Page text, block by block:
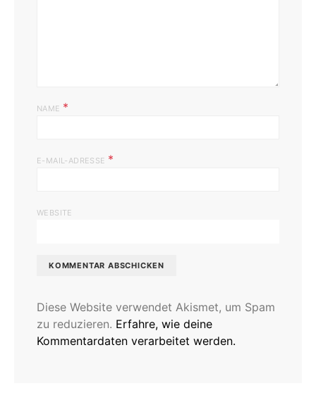
NAME *
E-MAIL-ADRESSE *
WEBSITE
Diese Website verwendet Akismet, um Spam
zu reduzieren. Erfahre, wie deine
Kommentardaten verarbeitet werden.